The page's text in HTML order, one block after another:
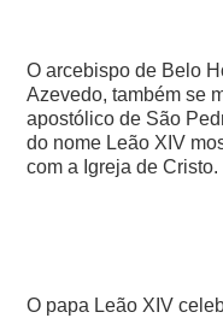
O arcebispo de Belo
Azevedo, também se
apostólico de São
do nome Leão XIV
com a Igreja de Cristo.
O papa Leão XIV